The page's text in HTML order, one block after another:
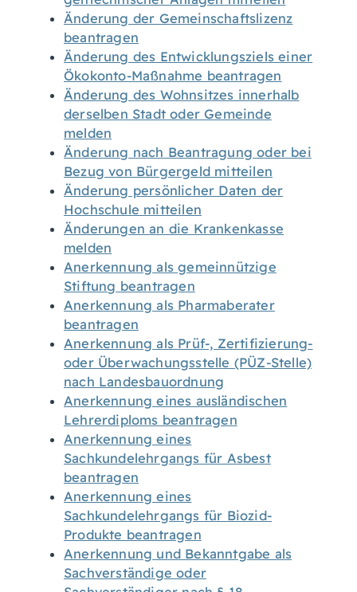
Änderung der Gemeinschaftslizenz
beantragen
Änderung des Entwicklungsziels einer
Ökokonto-Maßnahme beantragen
Änderung des Wohnsitzes innerhalb
derselben Stadt oder Gemeinde
melden
Änderung nach Beantragung oder bei
Bezug von Bürgergeld mitteilen
Änderung persönlicher Daten der
Hochschule mitteilen
Änderungen an die Krankenkasse
melden
Anerkennung als gemeinnützige
Stiftung beantragen
Anerkennung als Pharmaberater
beantragen
Anerkennung als Prüf-, Zertifizierung-
oder Überwachungsstelle (PÜZ-Stelle)
nach Landesbauordnung
Anerkennung eines ausländischen
Lehrerdiploms beantragen
Anerkennung eines
Sachkundelehrgangs für Asbest
beantragen
Anerkennung eines
Sachkundelehrgangs für Biozid-
Produkte beantragen
Anerkennung und Bekanntgabe als
Sachverständige oder